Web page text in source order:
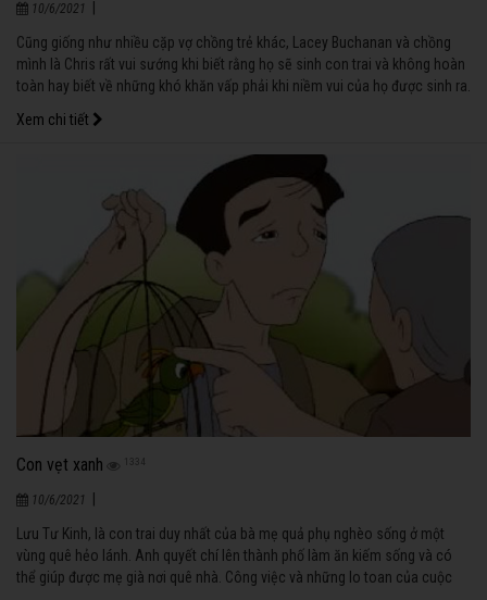
10/6/2021
Cũng giống như nhiều cặp vợ chồng trẻ khác, Lacey Buchanan và chồng
mình là Chris rất vui sướng khi biết rằng họ sẽ sinh con trai và không hoàn
toàn hay biết về những khó khăn vấp phải khi niềm vui của họ được sinh ra.
Xem chi tiết
Con vẹt xanh 1334
10/6/2021
|
Lưu Tư Kinh, là con trai duy nhất của bà mẹ quả phụ nghèo sống ở một
vùng quê hẻo lánh. Anh quyết chí lên thành phố làm ăn kiếm sống và có
thể giúp được mẹ già nơi quê nhà. Công việc và những lo toan của cuộc